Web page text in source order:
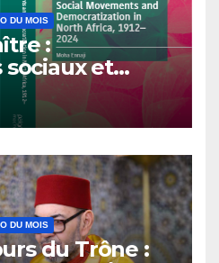
DU MOIS
:
et
en Afrique
2024
DU MOIS
du Trône :